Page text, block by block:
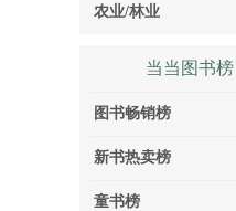
农业/林业
当当图书榜
图书畅销榜
新书热卖榜
童书榜